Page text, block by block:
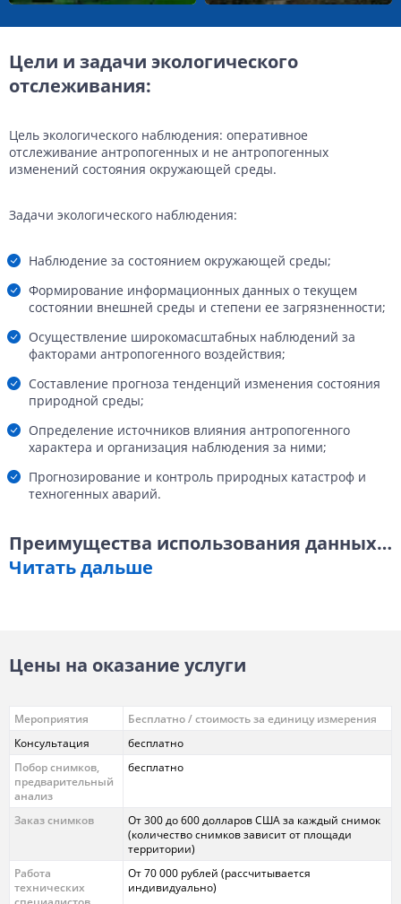
Цели и задачи экологического
отслеживания:
Цель экологического наблюдения: оперативное
отслеживание антропогенных и не антропогенных
изменений состояния окружающей среды.
Задачи экологического наблюдения:
Наблюдение за состоянием окружающей среды;
Формирование информационных данных о текущем
состоянии внешней среды и степени ее загрязненности;
Осуществление широкомасштабных наблюдений за
факторами антропогенного воздействия;
Составление прогноза тенденций изменения состояния
природной среды;
Определение источников влияния антропогенного
характера и организация наблюдения за ними;
Прогнозирование и контроль природных катастроф и
техногенных аварий.
Преимущества использования данных…
Читать дальше
Цены на оказание услуги
Мероприятия
Бесплатно / стоимость за единицу измерения
Консультация
бесплатно
Побор снимков,
предварительный
анализ
бесплатно
Заказ снимков
От 300 до 600 долларов США за каждый снимок
(количество снимков зависит от площади
территории)
Работа
технических
От 70 000 рублей (рассчитывается
индивидуально)